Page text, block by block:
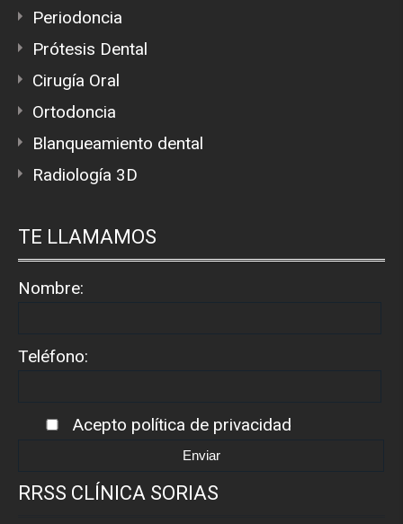
Periodoncia
Prótesis Dental
Cirugía Oral
Ortodoncia
Blanqueamiento dental
Radiología 3D
TE LLAMAMOS
Nombre:
Teléfono:
Acepto política de privacidad
RRSS CLÍNICA SORIAS